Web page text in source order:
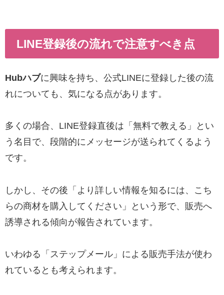
LINE登録後の流れで注意すべき点
Hubハブに興味を持ち、公式LINEに登録した後の流
れについても、気になる点があります。
多くの場合、LINE登録直後は「無料で教える」とい
う名目で、段階的にメッセージが送られてくるよう
です。
しかし、その後「より詳しい情報を知るには、こち
らの商材を購入してください」という形で、販売へ
誘導される傾向が報告されています。
いわゆる「ステップメール」による販売手法が使わ
れているとも考えられます。